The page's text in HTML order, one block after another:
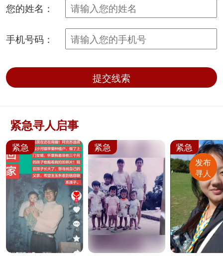
您的姓名：
手机号码：
提交线索
紧急寻人启事
紧急 紧急 紧急
发布
寻人